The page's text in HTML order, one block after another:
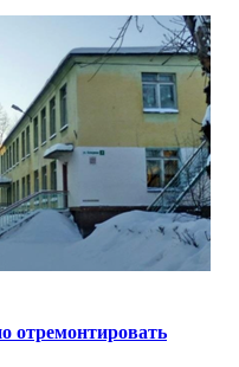
отремонтировать